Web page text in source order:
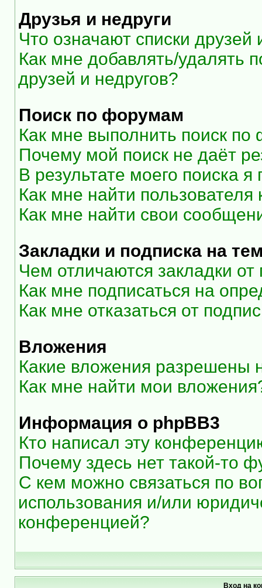
Друзья и недруги
Что означают списки друзей
Как мне добавлять/удалять
друзей и недругов?
Поиск по форумам
Как мне выполнить поиск
Почему мой поиск не даёт
В результате моего поиска
Как мне найти
Как мне найти свои
Закладки и подписка на
Чем отличаются закладки от
Как мне подписаться на
Как мне отказаться от
Вложения
Какие вложения разрешены
Как мне найти мои
Информация о phpBB3
Кто написал эту
Почему здесь нет такой-то
С кем можно связаться по
использования и/или
конференцией?
Вход на